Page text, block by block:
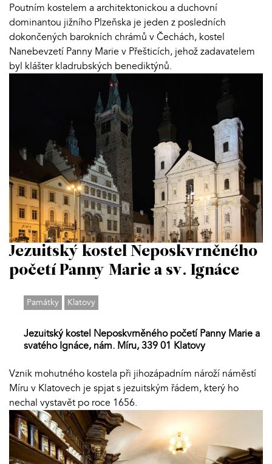
Poutním kostelem a architektonickou a duchovní
dominantou jižního Plzeňska je jeden z posledních
dokončených barokních chrámů v Čechách, kostel
Nanebevzetí Panny Marie v Přešticích, jehož zadavatelem
byl klášter kladrubských benediktýnů.
Jezuitský kostel Neposkvrněného
početí Panny Marie a sv. Ignáce
Památky Klatovy
Jezuitský kostel Neposkvrněného početí Panny Marie a
svatého Ignáce, nám. Míru, 339 01 Klatovy
Vznik mohutného kostela při jihozápadním nároží náměstí
Míru v Klatovech je spjat s jezuitským řádem, který ho
nechal vystavět po roce 1656.